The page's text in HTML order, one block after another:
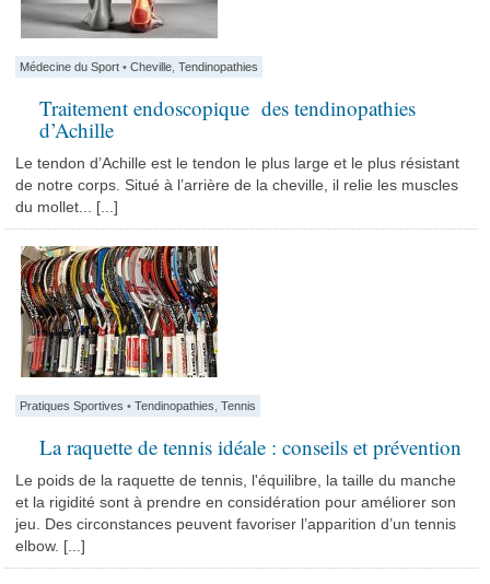
Médecine du Sport •Cheville ,Tendinopathies
Traitement endoscopique des tendinopathies
d’Achille
Le tendon d’Achille est le tendon le plus large et le plus résistant
de notre corps. Situé à l’arrière de la cheville, il relie les muscles
du mollet... [...]
Pratiques Sportives •Tendinopathies ,Tennis
La raquette de tennis idéale : conseils et prévention
Le poids de la raquette de tennis, l'équilibre, la taille du manche
et la rigidité sont à prendre en considération pour améliorer son
jeu. Des circonstances peuvent favoriser l’apparition d’un tennis
elbow. [...]